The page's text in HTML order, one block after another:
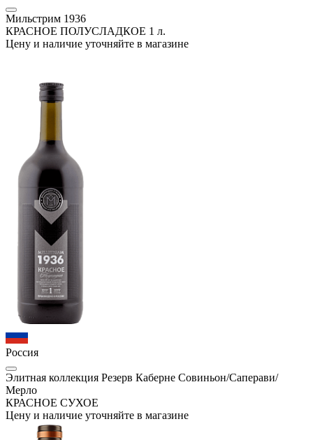
Мильстрим 1936
КРАСНОЕ ПОЛУСЛАДКОЕ 1 л.
Цену и наличие уточняйте в магазине
Россия
Элитная коллекция Резерв Каберне Совиньон/Саперави/
Мерло
КРАСНОЕ СУХОЕ
Цену и наличие уточняйте в магазине